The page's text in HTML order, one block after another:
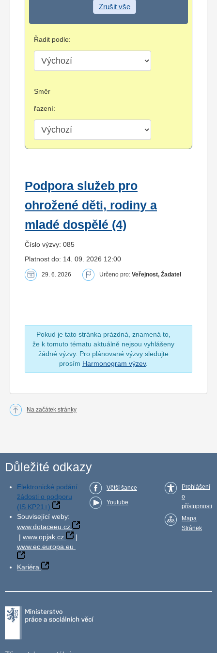
Zrušit vše
Řadit podle:
Směr
řazení:
Podpora služeb pro
ohrožené děti, rodiny a
mladé dospělé (4)
Číslo výzvy: 085
Platnost do: 14. 09. 2026 12:00
29. 6. 2026 Určeno pro: Veřejnost, Žadatel
Pokud je tato stránka prázdná, znamená to,
že k tomuto tématu aktuálně nejsou vyhlášeny
žádné výzvy. Pro plánované výzvy sledujte
prosím Harmonogram výzev.
Na začátek stránky
Důležité odkazy
Elektronické podání
žádosti o podporu
(IS KP21+)
Související weby:
www.dotaceeu.cz
| www.opjak.cz
|
www.ec.europa.eu
Kariéra
Větší šance
Youtube
Prohlášení
o
přístupnosti
Mapa
Stránek